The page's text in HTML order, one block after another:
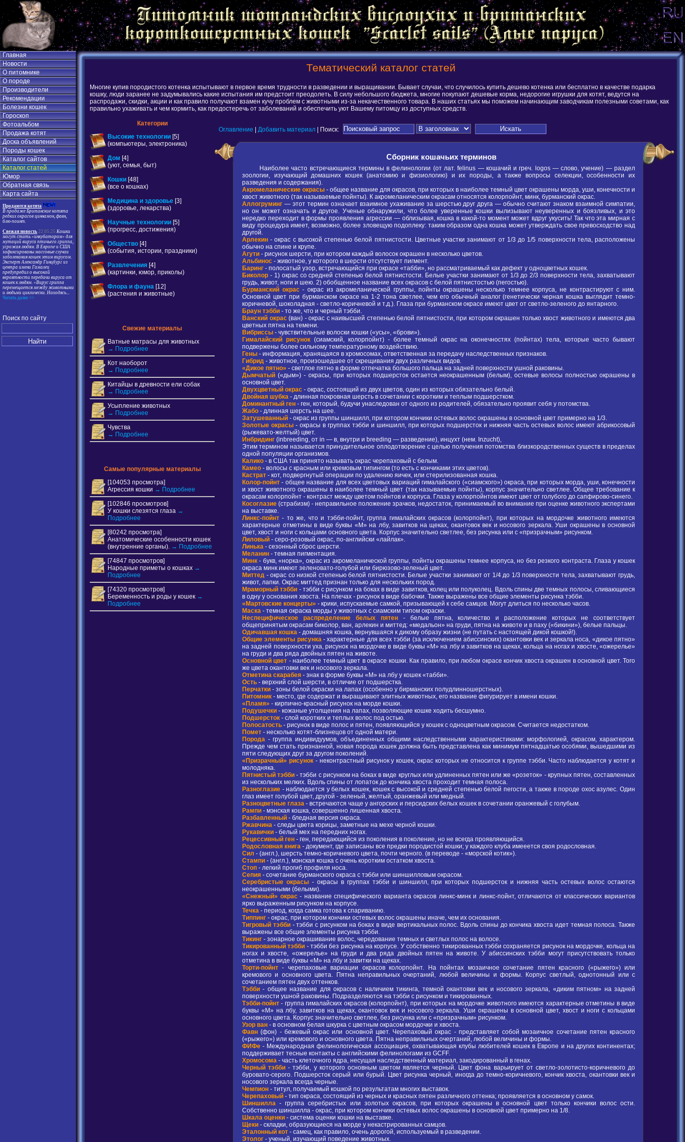
Главная
Новости
О питомнике
О породе
Производители
Рекомендации
Болезни кошек
Гороскоп
Фотоальбом
Продажа котят
Доска объявлений
Породы кошек
Каталог сайтов
Каталог статей
Юмор
Обратная связь
Карта сайта
Продаются котята
В продаже Британские котята
редких окрасов циннамон, фавн,
блю-поинт.
Свежая новость 22.05.25 Кошки
могут стать «инкубатором» для
мутаций вируса птичьего гриппа,
угрожая людям. В Европе и США
зафиксированы массовые случаи
заболевания кошек этим вирусом.
Эксперт Александр Гинцбург из
центра имени Гамалеи
предупредил о высокой
вероятности передачи вируса от
кошек к людям. «Вирус гриппа
перемещается между животными
и людьми циклически. Находясь...
Читать далее >>
Поиск по сайту
Тематический каталог статей
Многие купив породистого котенка испытывают в первое время трудности в разведении и выращивании. Бывает случаи, что случилось купить дешево котенка или бесплатно в качестве подарка
кошку, люди заранее не задумывались какие испытания им предстоит преодолеть. В силу небольшого бюджета, многие покупают дешевые корма, недорогие игрушки для котят, ведутся на
распродажи, скидки, акции и как правило получают взамен кучу проблем с животными из-за некачественного товара. В наших статьях мы поможем начинающим заводчикам полезными советами, как
правильно ухаживать и чем кормить, как предостеречь от заболеваний и обеспечить уют Вашему питомцу из доступных средств.
Категории
Высокие технологии [5]
(компьютеры, электроника)
Дом [4]
(уют, семья, быт)
Кошки [48]
(все о кошках)
Медицина и здоровье [3]
(здоровье, лекарства)
Научные технологии [5]
(прогресс, достижения)
Общество [4]
(события, истории, праздники)
Развлечения [4]
(картинки, юмор, приколы)
Флора и фауна [12]
(растения и животные)
Свежие материалы
Ватные матрасы для животных
→ Подробнее
Кот наоборот
→ Подробнее
Китайцы в древности ели собак
→ Подробнее
Усыпление животных
→ Подробнее
Чувства
→ Подробнее
Самые популярные материалы
[104053 просмотра]
Агрессия кошки → Подробнее
[102846 просмотров]
У кошки слезятся глаза →
Подробнее
[80242 просмотра]
Анатомические особенности кошек
(внутренние органы). → Подробнее
[74847 просмотров]
Народные приметы о кошках →
Подробнее
[74320 просмотров]
Беременность и роды у кошек →
Подробнее
Оглавление | Добавить материал | Поиск:
Сборник кошачьих терминов
Наиболее часто встречающиеся термины в фелинологии (от лат. felinus — кошачий и греч. logos — слово, учение) — раздел
зоологии, изучающий домашних кошек (анатомию и физиологию) и их породы, а также вопросы селекции, особенности их
разведения и содержания).
Акромеланические окрасы - общее название для окрасов, при которых в наиболее темный цвет окрашены морда, уши, конечности и
хвост животного (так называемые пойнты). К акромеланическим окрасам относятся колорпойнт, минк, бурманский окрас.
Аллогруминг — этот термин означает взаимное ухаживание за шерстью друг друга — обычно считают знаком взаимной симпатии,
но он может означать и другое. Ученые обнаружили, что более уверенные кошки вылизывают неуверенных и боязливых, и это
нередко переходит в формы проявления агрессии — облизывая, кошка в какой-то момент может вдруг укусить! Так что эта мирная с
виду процедура имеет, возможно, более зловещую подоплеку: таким образом одна кошка может утверждать свое превосходство над
другой.
Арлекин - окрас с высокой степенью белой пятнистости. Цветные участки занимают от 1/3 до 1/5 поверхности тела, расположены
обычно на спине и крупе.
Агути - рисунок шерсти, при котором каждый волосок окрашен в несколько цветов.
Альбинос - животное, у которого в шерсти отсутствует пигмент.
Баринг - полосатый узор, встречающийся при окрасе «табби», но рассматриваемый как дефект у одноцветных кошек.
Биколор - 1) окрас со средней степенью белой пятнистости. Белые участки занимают от 1/3 до 2/3 поверхности тела, захватывают
грудь, живот, ноги и шею. 2) обобщенное название всех окрасов с белой пятнистостью (пегостью).
Бурманский окрас- окрас из акромеланической группы, пойнты окрашены несколько темнее корпуса, не контрастируют с ним.
Основной цвет при бурманском окрасе на 1-2 тона светлее, чем его обычный аналог (генетически черная кошка выглядит темно-
коричневой, шоколадная - светло-коричневой и т.д.). Глаза при бурманском окрасе имеют цвет от светло-зеленого до янтарного.
Браун тэбби - то же, что и черный тэбби.
Ванский окрас(ван) - окрас с наивысшей степенью белой пятнистости, при котором окрашен только хвост животного и имеются два
цветных пятна на темени.
Вибриссы - чувствительные волоски кошки («усы», «брови»).
Гималайский рисунок(сиамский, колорпойнт) - более темный окрас на оконечностях (пойнтах) тела, которые часто бывают
подвержены более сильному температурному воздействию.
Гены - информация, хранящаяся в хромосомах, ответственная за передачу наследственных признаков.
Гибрид - животное, произошедшее от скрещивания двух различных видов.
«Дикое пятно» - светлое пятно в форме отпечатка большого пальца на задней поверхности ушной раковины.
Дымчатый («дым») - окрасы, при которых подшерсток остается неокрашенным (белым), остевые волосы полностью окрашены в
основной цвет.
Двухцветный окрас - окрас, состоящий из двух цветов, один из которых обязательно белый.
Двойная шубка - длинная покровная шерсть в сочетании с коротким и теплым подшерстком.
Доминантный ген - ген, который, будучи унаследован от одного из родителей, обязательно проявит себя у потомства.
Жабо - длинная шерсть на шее.
Затушеванный - окрас из группы шиншилл, при котором кончики остевых волос окрашены в основной цвет примерно на 1/3.
Золотые окрасы- окрасы в группах тэбби и шиншилл, при которых подшерсток и нижняя часть остевых волос имеют абрикосовый
(рыжевато-желтый) цвет.
Инбридинг (inbreeding, от in — в, внутри и breeding — разведение), инцухт (нем. Inzucht),
Этим термином называется принудительное оплодотворение с целью получения потомства близкородственных существ в пределах
одной популяции организмов.
Калико - в США так принято называть окрас черепаховый с белым.
Камео - волосы с красным или кремовым типингом (то есть с кончиками этих цветов).
Кастрат - кот, подвергнутый операции по удалению яичек, или стерилизованная кошка.
Колор-пойнт - общее название для всех цветовых вариаций гималайского («сиамского») окраса, при которых морда, уши, конечности
и хвост животного окрашены в наиболее темный цвет (так называемые пойнты), корпус значительно светлее. Общее требование к
окрасам колорпойнт - контраст между цветом пойнтов и корпуса. Глаза у колорпойнтов имеют цвет от голубого до сапфирово-синего.
Косоглазие (страбизм) - неправильное положение зрачков, недостаток, принимаемый во внимание при оценке животного экспертами
на выставке.
Линкс-пойнт - то же, что и тэбби-пойнт, группа гималайских окрасов (колорпойнт), при которых на мордочке животного имеются
характерные отметины в виде буквы «М» на лбу, завитков на щеках, окантовок век и носового зеркала. Уши окрашены в основной
цвет, хвост и ноги с кольцами основного цвета. Корпус значительно светлее, без рисунка или с «призрачным» рисунком.
Лиловый - серо-розовый окрас, по-английски «лайлак».
Линька - сезонный сброс шерсти.
Меланин - темная пигментация.
Минк - букв, «норка», окрас из акромеланической группы, пойнты окрашены темнее корпуса, но без резкого контраста. Глаза у кошек
окраса минк имеют зеленовато-голубой или бирюзово-зеленый цвет.
Миттед - окрас со низкой степенью белой пятнистости. Белые участки занимают от 1/4 до 1/3 поверхности тела, захватывают грудь,
живот, лапки. Окрас миттед признан только для нескольких пород.
Мраморный тэбби - тэбби с рисунком на боках в виде завитков, колец или полуколец. Вдоль спины две темных полосы, сливающиеся
в одну у основания хвоста. На плечах - рисунок в виде бабочки. Также выражены все общие элементы рисунка тэбби.
«Мартовские концерты» - крики, испускаемые самкой, призывающей к себе самцов. Могут длиться по несколько часов.
Маска - темная окраска морды у животных с сиамским типом окраски.
Неспецифическое распределение белых пятен- белые пятна, количество и расположение которых не соответствует
общепринятым окрасам биколор, ван, арлекин и миттед: «медальон» на груди, пятна на животе и в паху («бикини»), белые пальцы.
Одичавшая кошка - домашняя кошка, вернувшаяся к дикому образу жизни (не путать с настоящей дикой кошкой!).
Общие элементы рисунка - характерные для всех тэбби (за исключением абиссинских) окантовки век и зеркала носа, «дикое пятно»
на задней поверхности уха, рисунок на мордочке в виде буквы «М» на лбу и завитков на щеках, кольца на ногах и хвосте, «ожерелье»
на груди и два ряда двойных пятен на животе.
Основной цвет - наиболее темный цвет в окрасе кошки. Как правило, при любом окрасе кончик хвоста окрашен в основной цвет. Того
же цвета окантовки век и носового зеркала.
Отметина скарабея - знак в форме буквы «М» на лбу у кошек «табби».
Ость - верхний слой шерсти, в отличие от подшерстка.
Перчатки - зоны белой окраски на лапах (особенно у бирманских полудлинношерстных).
Питомник - место, где содержат и выращивают элитных животных, его название фигурирует в имени кошки.
«Пламя» - кирпично-красный рисунок на морде кошки.
Подушечки - кожаные утолщения на лапах, позволяющие кошке ходить бесшумно.
Подшерсток - слой коротких и теплых волос под остью.
Полосатость - рисунок в виде полос и пятен, появляющийся у кошек с одноцветным окрасом. Считается недостатком.
Помет - несколько котят-близнецов от одной матери.
Порода - группа индивидуумов, объединенных общими наследственными характеристиками: морфологией, окрасом, характером.
Прежде чем стать признанной, новая порода кошек должна быть представлена как минимум пятнадцатью особями, вышедшими из
пяти следующих друг за другом поколений.
«Призрачный» рисунок- неконтрастный рисунок у кошек, окрас которых не относится к группе тэбби. Часто наблюдается у котят и
молодняка.
Пятнистый тэбби - тэбби с рисунком на боках в виде круглых или удлиненных пятен или же «розеток» - крупных пятен, составленных
из нескольких мелких. Вдоль спины от лопаток до кончика хвоста проходит темная полоса.
Разноглазие - наблюдается у белых кошек, кошек с высокой и средней степенью белой пегости, а также в породе охос азулес. Один
глаз имеет голубой цвет, другой - зеленый, желтый, оранжевый или медный.
Разноцветные глаза - встречаются чаще у ангорских и персидских белых кошек в сочетании оранжевый с голубым.
Рампи - мэнская кошка, совершенно лишенная хвоста.
Разбавленный - бледная версия окраса.
Ржавчина - следы цвета корицы, заметные на мехе черной кошки.
Рукавички - белый мех на передних ногах.
Рецессивный ген - ген, передающийся из поколения в поколение, но не всегда проявляющийся.
Родословная книга - документ, где записаны все предки породистой кошки; у каждого клуба имееется своя родословная.
Сил - (англ.), шерсть темно-коричневого цвета, почти черного. (в переводе - «морской котик»).
Стампи - (англ.), мэнская кошка с очень коротким остатком хвоста.
Стоп - легкий прогиб профиля носа.
Сепия - сочетание бурманского окраса с тэбби или шиншилловым окрасом.
Серебристые окрасы- окрасы в группах тэбби и шиншилл, при которых подшерсток и нижняя часть остевых волос остаются
неокрашенными (белыми).
«Снежный» окрас- название специфического варианта окрасов линкс-минк и линкс-пойнт, отличаются от классических вариантов
ярко выраженным рисунком на корпусе.
Течка - период, когда самка готова к спариванию.
Типпинг - окрас, при котором кончики остевых волос окрашены иначе, чем их основания.
Тигровый тэбби- тэбби с рисунком на боках в виде вертикальных полос. Вдоль спины до кончика хвоста идет темная полоса. Также
выражены все общие элементы рисунка тэбби.
Тикинг - зонарное окрашивание волос, чередование темных и светлых полос на волосе.
Тикированный тэбби - тэбби без рисунка на корпусе. У собственно тикированных тэбби сохраняется рисунок на мордочке, кольца на
ногах и хвосте, «ожерелье» на груди и два ряда двойных пятен на животе. У абиссинских тэбби могут присутствовать только
отметина в виде буквы «М» на лбу и завитки на щеках.
Торти-пойнт - черепаховые вариации окрасов колорпойнт. На пойнтах мозаичное сочетание пятен красного («рыжего») или
кремового и основного цвета. Пятна неправильных очертаний, любой величины и формы. Корпус светлый, однотонный или с
сочетанием пятен двух оттенков.
Тэбби - общее название для окрасов с наличием тикинга, темной окантовки век и носового зеркала, «диким пятном» на задней
поверхности ушной раковины. Подразделяются на тэбби с рисунком и тикированных.
Тэбби-пойнт - группа гималайских окрасов (колорпойнт), при которых на мордочке животного имеются характерные отметины в виде
буквы «М» на лбу, завитков на щеках, окантовок век и носового зеркала. Уши окрашены в основной цвет, хвост и ноги с кольцами
основного цвета. Корпус значительно светлее, без рисунка или с «призрачным» рисунком.
Узор ван - в основном белая шкурка с цветным окрасом мордочки и хвоста.
Фавн (фон) - бежевый окрас или основной цвет. Черепаховый окрас - представляет собой мозаичное сочетание пятен красного
(«рыжего») или кремового и основного цвета. Пятна неправильных очертаний, любой величины и формы.
ФИФе - Международная фелинологическая ассоциация, охватывающая клубы любителей кошек в Европе и на других континентах;
поддерживает тесные контакты с английскими фелинологами из GCFF.
Хромосома - часть клеточного ядра, несущая наследственный материал, закодированный в генах.
Черный тэбби - тэбби, у которого основным цветом является черный. Цвет фона варьирует от светло-золотисто-коричневого до
буровато-серого. Подшерсток серый или бурый. Цвет рисунка черный, иногда до темно-коричневого, кончик хвоста, окантовки век и
носового зеркала всегда черные.
Чемпион - титул, получаемый кошкой по результатам многих выставок.
Черепаховый - тип окраса, состоящий из черных и красных пятен различного оттенка; проявляется в основном у самок.
Шиншилла - группа серебристых или золотых окрасов, при которых окрашены в основной цвет только кончики волос ости.
Собственно шиншилла - окрас, при котором кончики остевых волос окрашены в основной цвет примерно на 1/8.
Шкала оценки - система оценки кошки на выставке.
Щеки - складки, образующиеся на морде у некастрированных самцов.
Эталонный кот - самец, как правило, очень дорогой, используемый в разведении.
Этолог - ученый, изучающий поведение животных.